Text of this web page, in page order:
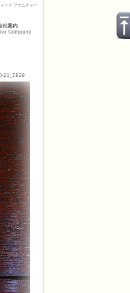
ーク ファニチャー
社案内
Company
21_0929